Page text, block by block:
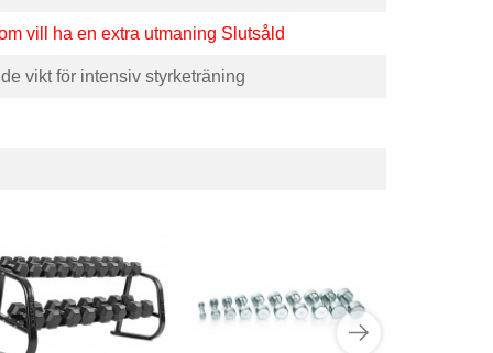
vill ha en extra utmaning Slutsåld
vikt för intensiv styrketräning